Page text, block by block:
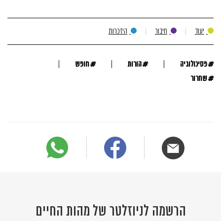
יעוד חיבור היזכרות
#פסיכולוגיה #הורות #חופש
#שחרור
הרשמה לניוזלטר של מהות החיים